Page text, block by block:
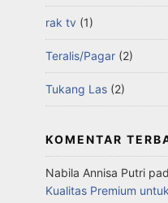
rak tv (1)
Teralis/Pagar (2)
Tukang Las (2)
KOMENTAR
Nabila Annisa Putri
Kualitas Premium